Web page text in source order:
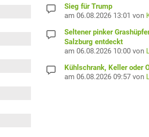
Sieg für Trump
am 06.08.2026 13:01 von
Seltener pinker
Salzburg entdeckt
am 06.08.2026 10:00 von
Kühlschrank, Keller oder
am 06.08.2026 09:57 von